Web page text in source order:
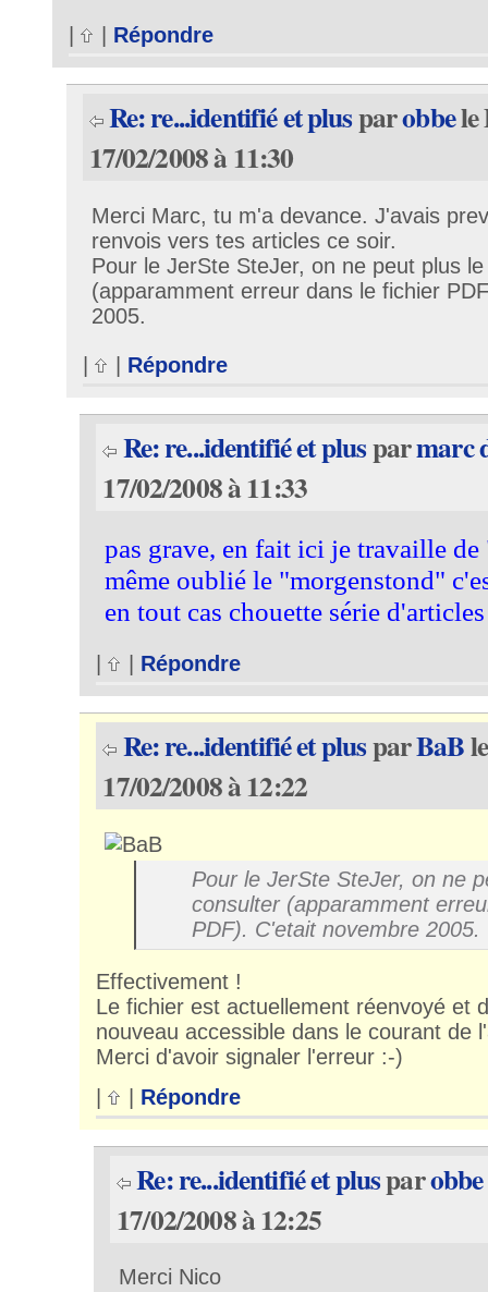
Répondre
Re: re...identifié et plusparobbele
17/02/2008 à 11:30
Merci Marc, tu m'a devance. J'avais
renvois vers tes articles ce soir.
Pour le JerSte SteJer, on ne peut plus
(apparamment erreur dans le fichier
2005.
| | Répondre
Re: re...identifié et plusparmarc
17/02/2008 à 11:33
pas grave, en fait ici je travaille
même oublié le "morgenstond"
en tout cas chouette série
| Répondre
Re: re...identifié et plusparBaB
17/02/2008 à 12:22
Pour le JerSte SteJer, on ne
consulter (apparamment
PDF). C'etait novembre 2005.
Effectivement !
Le fichier est actuellement réenvoyé et
nouveau accessible dans le courant de
Merci d'avoir signaler l'erreur :-)
|
| Répondre
Re: re...identifié et plusparobbe
17/02/2008 à 12:25
Merci Nico